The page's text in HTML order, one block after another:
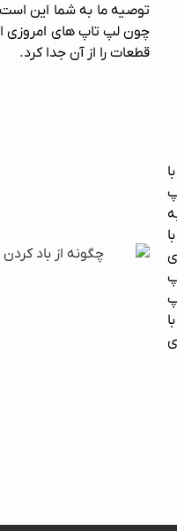
توصیه ما به شما این
چون لپ تاپ های امروزی
قطعات را از آن جدا کرد.